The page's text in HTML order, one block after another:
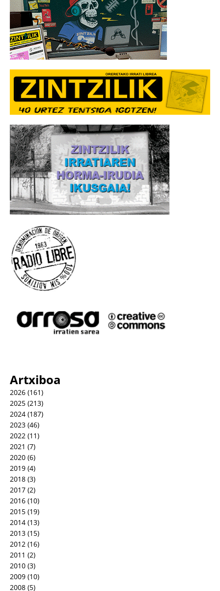
Artxiboa
2026 (161)
2025 (213)
2024 (187)
2023 (46)
2022 (11)
2021 (7)
2020 (6)
2019 (4)
2018 (3)
2017 (2)
2016 (10)
2015 (19)
2014 (13)
2013 (15)
2012 (16)
2011 (2)
2010 (3)
2009 (10)
2008 (5)